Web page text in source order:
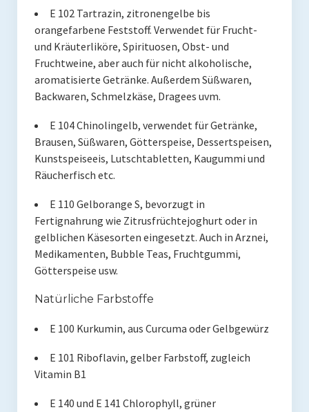
Haftungsausschluss
E 102 Tartrazin, zitronengelbe bis
orangefarbene Feststoff. Verwendet für Frucht-
und Kräuterliköre, Spirituosen, Obst- und
Fruchtweine, aber auch für nicht alkoholische,
aromatisierte Getränke. Außerdem Süßwaren,
Backwaren, Schmelzkäse, Dragees uvm.
E 104 Chinolingelb, verwendet für Getränke,
Brausen, Süßwaren, Götterspeise, Dessertspeisen,
Kunstspeiseeis, Lutschtabletten, Kaugummi und
Räucherfisch etc.
E 110 Gelborange S, bevorzugt in
Fertignahrung wie Zitrusfrüchtejoghurt oder in
gelblichen Käsesorten eingesetzt. Auch in Arznei,
Medikamenten, Bubble Teas, Fruchtgummi,
Götterspeise usw.
Natürliche Farbstoffe
E 100 Kurkumin, aus Curcuma oder Gelbgewürz
E 101 Riboflavin, gelber Farbstoff, zugleich
Vitamin B1
E 140 und E 141 Chlorophyll, grüner